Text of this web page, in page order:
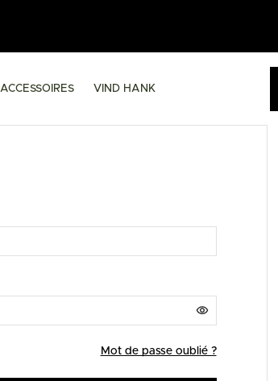
ACCESSOIRES VIND HANK
Mot de passe oublié ?